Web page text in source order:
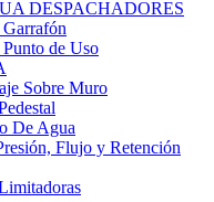
DESPACHADORES
de Uso
Sobre Muro
De Agua
Flujo y Retención